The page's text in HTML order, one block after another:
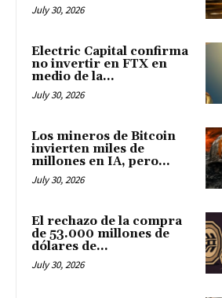
July 30, 2026
Electric Capital confirma
no invertir en FTX en
medio de la...
July 30, 2026
Los mineros de Bitcoin
invierten miles de
millones en IA, pero...
July 30, 2026
El rechazo de la compra
de 53.000 millones de
dólares de...
July 30, 2026